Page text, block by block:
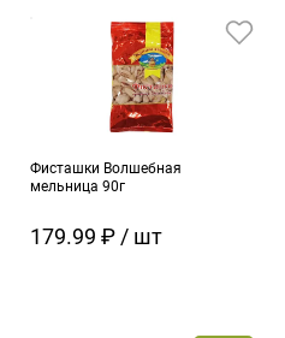
Фисташки Волшебная
мельница 90г
179.99 ₽ / шт